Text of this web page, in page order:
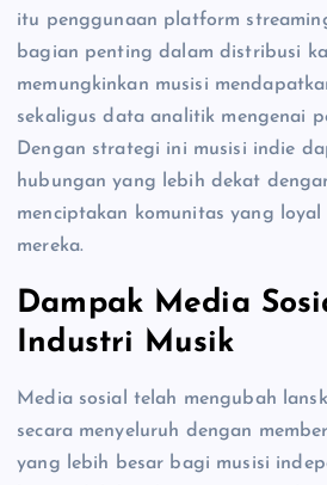
itu penggunaan platform
bagian penting dalam distribusi
memungkinkan musisi
sekaligus data analitik mengenai
Dengan strategi ini musisi indie
hubungan yang lebih dekat
menciptakan komunitas yang
mereka.
Dampak Media
Industri Musik
Media sosial telah mengubah
secara menyeluruh dengan
yang lebih besar bagi musisi